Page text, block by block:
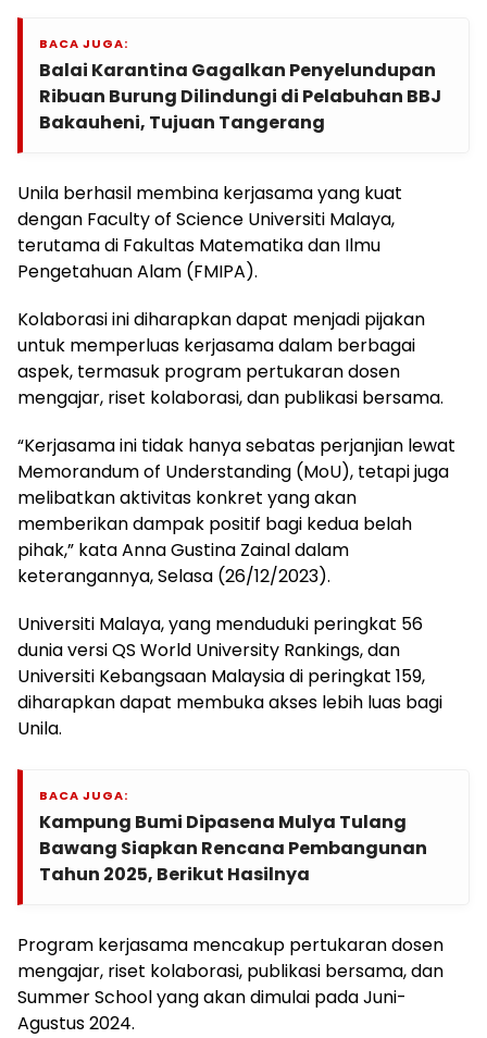
BACA JUGA:
Balai Karantina Gagalkan Penyelundupan
Ribuan Burung Dilindungi di Pelabuhan BBJ
Bakauheni, Tujuan Tangerang
Unila berhasil membina kerjasama yang kuat
dengan Faculty of Science Universiti Malaya,
terutama di Fakultas Matematika dan Ilmu
Pengetahuan Alam (FMIPA).
Kolaborasi ini diharapkan dapat menjadi pijakan
untuk memperluas kerjasama dalam berbagai
aspek, termasuk program pertukaran dosen
mengajar, riset kolaborasi, dan publikasi bersama.
“Kerjasama ini tidak hanya sebatas perjanjian lewat
Memorandum of Understanding (MoU), tetapi juga
melibatkan aktivitas konkret yang akan
memberikan dampak positif bagi kedua belah
pihak,” kata Anna Gustina Zainal dalam
keterangannya, Selasa (26/12/2023).
Universiti Malaya, yang menduduki peringkat 56
dunia versi QS World University Rankings, dan
Universiti Kebangsaan Malaysia di peringkat 159,
diharapkan dapat membuka akses lebih luas bagi
Unila.
BACA JUGA:
Kampung Bumi Dipasena Mulya Tulang
Bawang Siapkan Rencana Pembangunan
Tahun 2025, Berikut Hasilnya
Program kerjasama mencakup pertukaran dosen
mengajar, riset kolaborasi, publikasi bersama, dan
Summer School yang akan dimulai pada Juni-
Agustus 2024.